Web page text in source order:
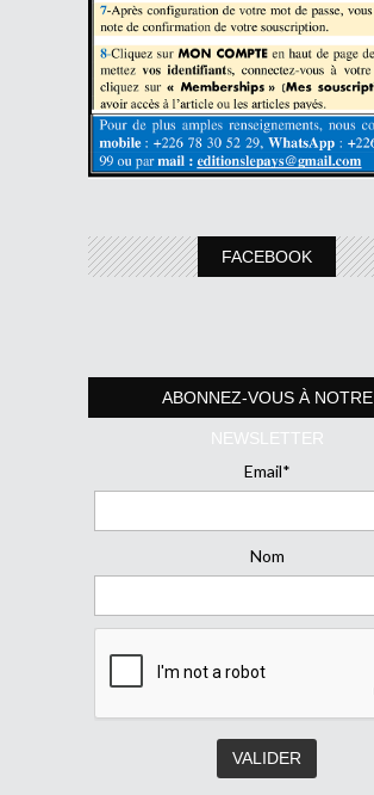
FACEBOOK
ABONNEZ-VOUS À NOTRE
NEWSLETTER
Email*
Nom